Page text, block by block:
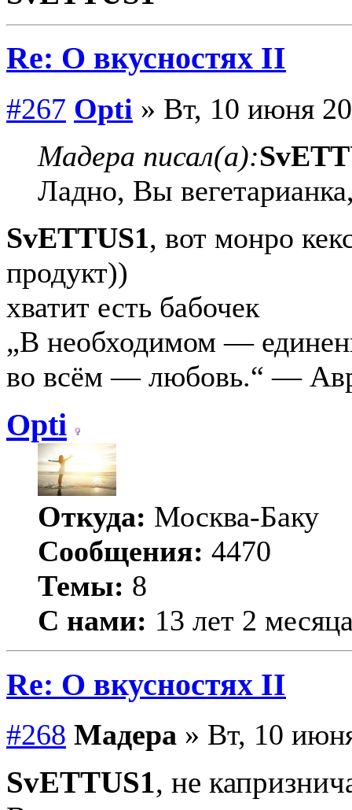
Re: О вкусностях II
#267 Opti » Вт, 10 июня
Мадера писал(а):
Ладно, Вы
SvETTUS1, вот монро
продукт))
хватит есть бабочек
„В необходимом —
во всём — любовь.“ —
Opti
Откуда: Москва-Баку
Сообщения: 4470
Темы: 8
С нами: 13 лет 2
Re: О вкусностях II
#268 Мадера » Вт, 10
SvETTUS1, не